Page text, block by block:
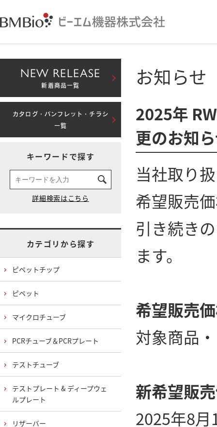
お知らせ
2025年
更のお知
当社取り
希望販売
引き続き
ます。
希望販売
対象商品
新希望販
2025年8
NEW RELEASE
新着商品一覧
カタログ・パンフレット・チラシ
一覧
キーワードで探す
カテゴリから探す
ピペットチップ
ピペット
マイクロチューブ
PCRチューブ＆PCRプレート
テストチューブ
テストプレート & ディープウェ
ルプレート
リザーバー